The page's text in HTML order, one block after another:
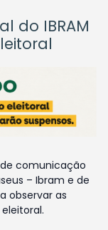
do IBRAM
comunicação
– Ibram e de
observar as